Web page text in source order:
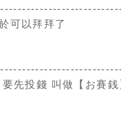
可以拜拜了
先投錢 叫做【お賽銭